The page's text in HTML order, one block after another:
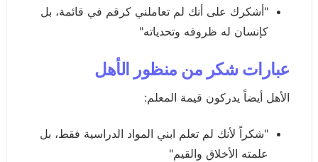
"أشكرك على أنك لم تعاملني كرقم في قائمة، بل
كإنسان له ظروفه وتحدياته"
عبارات شكر من منظور الأهل
الأهل أيضاً يدركون قيمة المعلم:
"شكراً لأنك لم تعلم ابني المواد الدراسية فقط، بل
علمته الأخلاق والقيم"